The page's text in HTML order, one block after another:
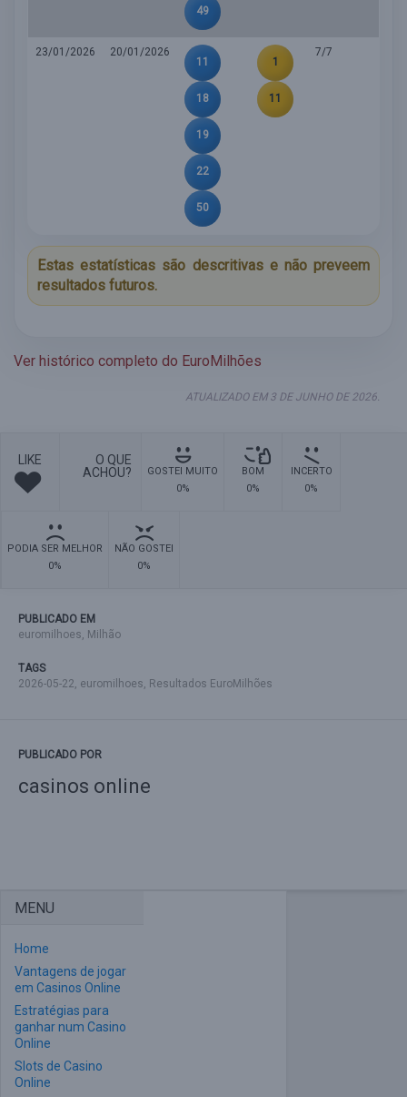
49
23/01/2026
20/01/2026
11
18
19
22
50
1
11
7/7
Estas estatísticas são descritivas e não preveem
resultados futuros.
Ver histórico completo do EuroMilhões
ATUALIZADO EM 3 DE JUNHO DE 2026.
LIKE
O QUE
ACHOU?
GOSTEI MUITO
0%
BOM
0%
INCERTO
0%
PODIA SER MELHOR
0%
NÃO GOSTEI
0%
PUBLICADO EM
euromilhoes, Milhão
TAGS
2026-05-22, euromilhoes, Resultados EuroMilhões
PUBLICADO POR
casinos online
MENU
Home
Vantagens de jogar
em Casinos Online
Estratégias para
ganhar num Casino
Online
Slots de Casino
Online